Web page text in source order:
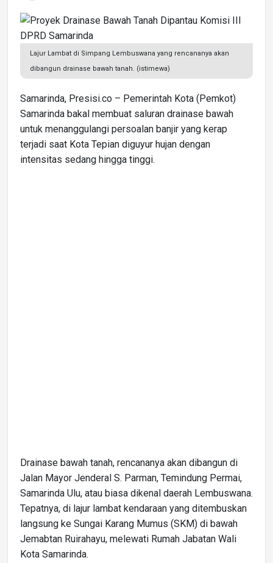
Lajur Lambat di Simpang Lembuswana yang rencananya akan
dibangun drainase bawah tanah. (istimewa)
Samarinda, Presisi.co – Pemerintah Kota (Pemkot)
Samarinda bakal membuat saluran drainase bawah
untuk menanggulangi persoalan banjir yang kerap
terjadi saat Kota Tepian diguyur hujan dengan
intensitas sedang hingga tinggi.
Drainase bawah tanah, rencananya akan dibangun di
Jalan Mayor Jenderal S. Parman, Temindung Permai,
Samarinda Ulu, atau biasa dikenal daerah Lembuswana.
Tepatnya, di lajur lambat kendaraan yang ditembuskan
langsung ke Sungai Karang Mumus (SKM) di bawah
Jemabtan Ruirahayu, melewati Rumah Jabatan Wali
Kota Samarinda.